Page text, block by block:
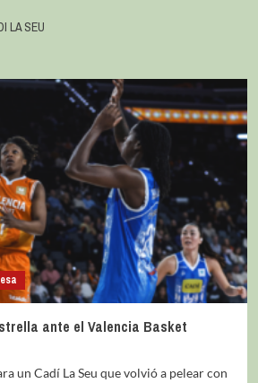
LA SEU
ante el Valencia Basket
un Cadí La Seu que volvió a pelear con